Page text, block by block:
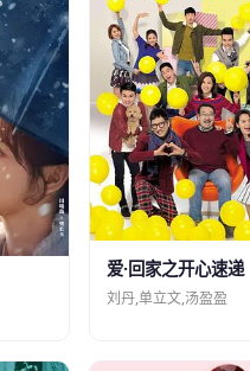
爱·回家之开心速递
刘丹,单立文,汤盈盈